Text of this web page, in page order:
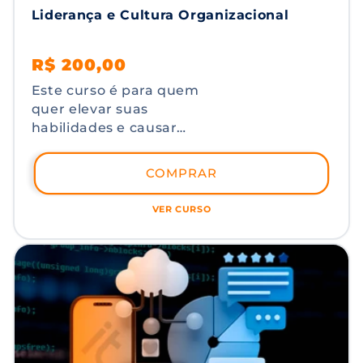
Liderança e Cultura Organizacional
Preço
normal
Preço
promocional
R$ 200,00
Este curso é para quem
quer elevar suas
habilidades e causar
ambiente de trabalho.
Com ferramentas
práticas e estratégias
aprenderá a liderar
com confiança, alinhar
a liderança à estratégia
da empresa e
influenciar
positivamente a cultura
organizacional. Ideal
COMPRAR
VER CURSO